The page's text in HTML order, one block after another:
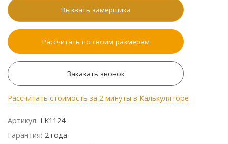
Вызвать замерщика
Рассчитать по своим размерам
Заказать звонок
Рассчитать стоимость за 2 минуты в Калькуляторе
Артикул: LK1124
Гарантия: 2 года